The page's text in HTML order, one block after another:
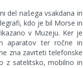
del našega vsakdana in
kdo je bil Morse in
v Muzeju. Ker je
aparatov ter ročne in
zna zavrteti telefonske
z satelitsko, mobilno in